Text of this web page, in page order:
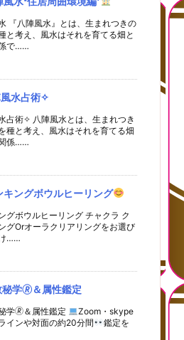
『八陣風水』とは、生まれつきの
と考え、風水はそれを育てる畑と
で……
水占術✧
占術✧ 八陣風水とは、生まれつき
種と考え、風水はそれを育てる畑
係……
キングボウルヒーリング
グボウルヒーリング チャクラ ク
グOrオーラクリアリングをお選び
……
秘学🄬＆属性鑑定
学🄬＆属性鑑定
Zoom・skype
インや対面の約20分間
鑑定を